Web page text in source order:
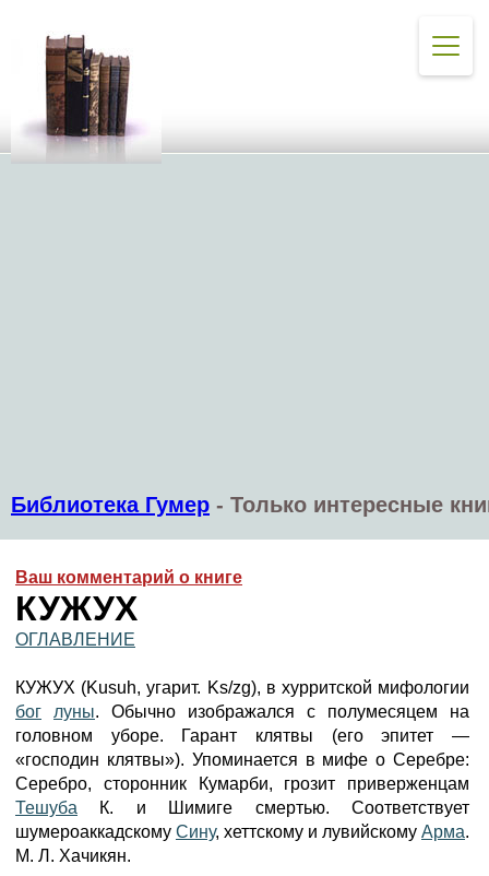
Библиотека Гумер - Только интересные
Ваш комментарий о книге
КУЖУХ
ОГЛАВЛЕНИЕ
КУЖУХ (Kusuh, угарит. Ks/zg), в хурритской мифологии
бог
луны. Обычно изображался с полумесяцем на
головном уборе. Гарант клятвы (его эпитет —
«господин клятвы»). Упоминается в мифе о Серебре:
Серебро, сторонник Кумарби, грозит приверженцам
Тешуба К. и Шимиге смертью. Соответствует
шумероаккадскому Сину, хеттскому и лувийскому Арма.
М. Л. Хачикян.